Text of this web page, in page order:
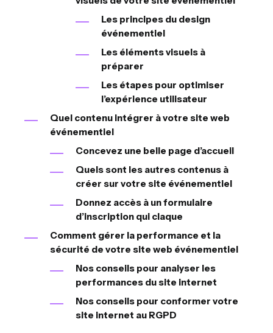
Les principes du design
événementiel
Les éléments visuels à
préparer
Les étapes pour optimiser
l’expérience utilisateur
Quel contenu intégrer à votre site web
événementiel
Concevez une belle page d’accueil
Quels sont les autres contenus à
créer sur votre site événementiel
Donnez accès à un formulaire
d’inscription qui claque
Comment gérer la performance et la
sécurité de votre site web événementiel
Nos conseils pour analyser les
performances du site internet
Nos conseils pour conformer votre
site internet au RGPD